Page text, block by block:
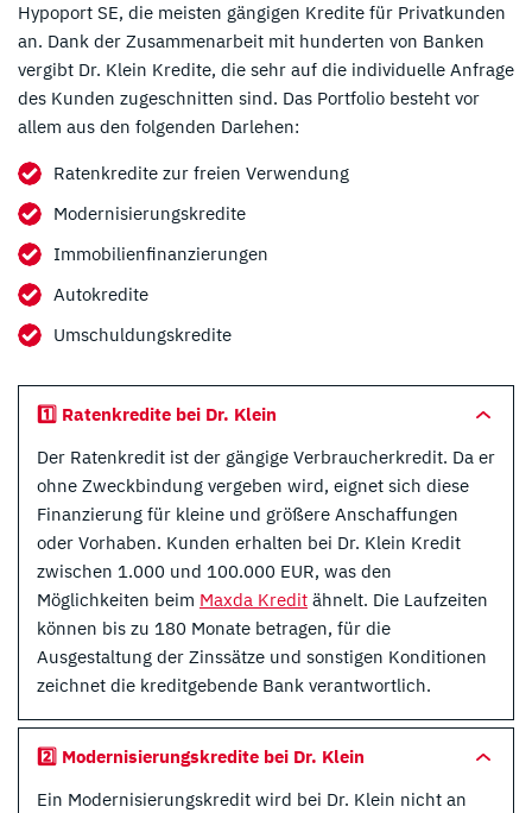
Hypoport SE, die meisten gängigen Kredite für Privatkunden
an. Dank der Zusammenarbeit mit hunderten von Banken
vergibt Dr. Klein Kredite, die sehr auf die individuelle Anfrage
des Kunden zugeschnitten sind. Das Portfolio besteht vor
allem aus den folgenden Darlehen:
Ratenkredite zur freien Verwendung
Modernisierungskredite
Immobilienfinanzierungen
Autokredite
Umschuldungskredite
1️⃣ Ratenkredite bei Dr. Klein
Der Ratenkredit ist der gängige Verbraucherkredit. Da er
ohne Zweckbindung vergeben wird, eignet sich diese
Finanzierung für kleine und größere Anschaffungen
oder Vorhaben. Kunden erhalten bei Dr. Klein Kredit
zwischen 1.000 und 100.000 EUR, was den
Möglichkeiten beim Maxda Kredit ähnelt. Die Laufzeiten
können bis zu 180 Monate betragen, für die
Ausgestaltung der Zinssätze und sonstigen Konditionen
zeichnet die kreditgebende Bank verantwortlich.
2️⃣ Modernisierungskredite bei Dr. Klein
Ein Modernisierungskredit wird bei Dr. Klein nicht an